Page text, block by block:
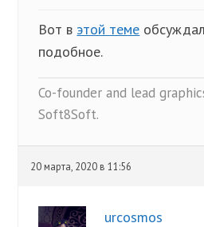
Вот в этой теме
подобное.
Co-founder and lead
Soft8Soft.
20 марта, 2020 в 11:56
urcosmos